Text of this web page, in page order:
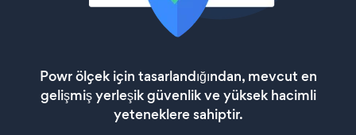
Powr ölçek için tasarlandığından, mevcut en
gelişmiş yerleşik güvenlik ve yüksek hacimli
yeteneklere sahiptir.